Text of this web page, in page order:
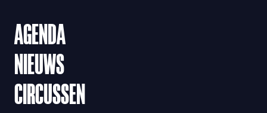
AGENDA
NIEUWS
CIRCUSSEN